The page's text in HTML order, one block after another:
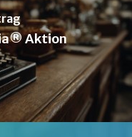
Aktion